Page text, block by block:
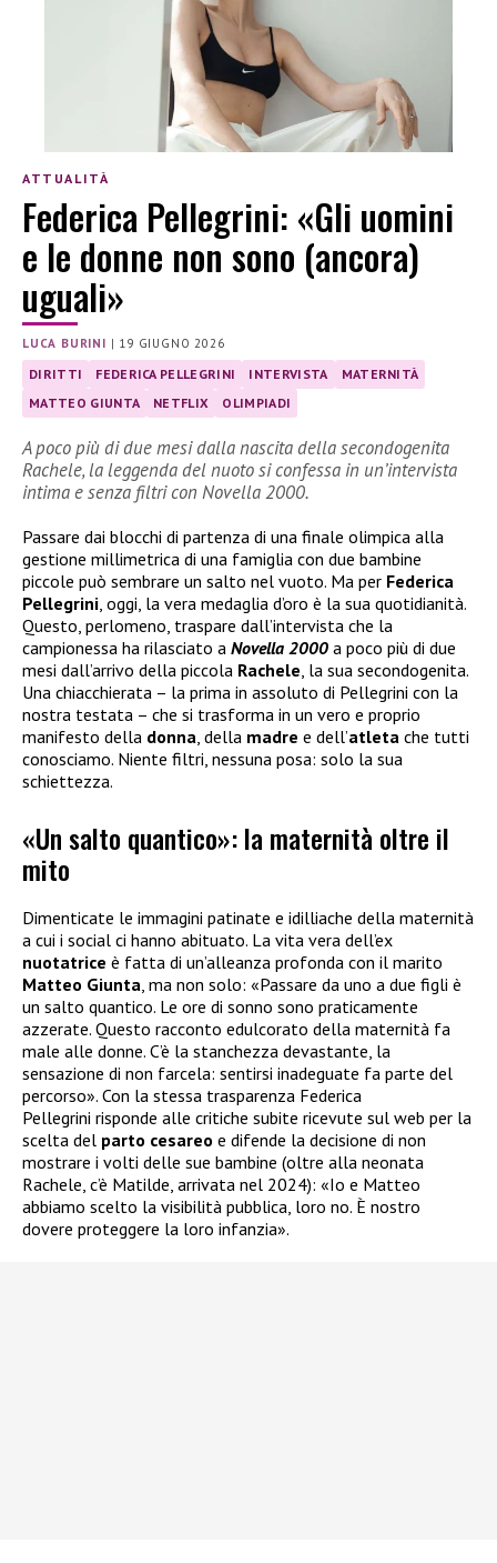
ATTUALITÀ
Federica Pellegrini: «Gli uomini
e le donne non sono (ancora)
uguali»
LUCA BURINI | 19 GIUGNO 2026
DIRITTI FEDERICA PELLEGRINI INTERVISTA
MATERNITÀ
MATTEO GIUNTA
NETFLIX OLIMPIADI
A poco più di due mesi dalla nascita della secondogenita
Rachele, la leggenda del nuoto si confessa in un’intervista
intima e senza filtri con Novella 2000.
Passare dai blocchi di partenza di una finale olimpica alla
gestione millimetrica di una famiglia con due bambine
piccole può sembrare un salto nel vuoto. Ma per Federica
Pellegrini, oggi, la vera medaglia d’oro è la sua quotidianità.
Questo, perlomeno, traspare dall’intervista che la
campionessa ha rilasciato a Novella 2000 a poco più di due
mesi dall’arrivo della piccola Rachele, la sua secondogenita.
Una chiacchierata – la prima in assoluto di Pellegrini con la
nostra testata – che si trasforma in un vero e proprio
manifesto della donna, della madre e dell’atleta che tutti
conosciamo. Niente filtri, nessuna posa: solo la sua
schiettezza.
«Un salto quantico»: la maternità oltre il
mito
Dimenticate le immagini patinate e idilliache della maternità
a cui i social ci hanno abituato. La vita vera dell’ex
nuotatrice è fatta di un’alleanza profonda con il marito
Matteo Giunta , ma non solo: «Passare da uno a due figli è
un salto quantico. Le ore di sonno sono praticamente
azzerate. Questo racconto edulcorato della maternità fa
male alle donne. C’è la stanchezza devastante, la
sensazione di non farcela: sentirsi inadeguate fa parte del
percorso». Con la stessa trasparenza Federica
Pellegrini risponde alle critiche subite ricevute sul web per la
scelta del parto cesareo e difende la decisione di non
mostrare i volti delle sue bambine (oltre alla neonata
Rachele, c’è Matilde, arrivata nel 2024): «Io e Matteo
abbiamo scelto la visibilità pubblica, loro no. È nostro
dovere proteggere la loro infanzia».